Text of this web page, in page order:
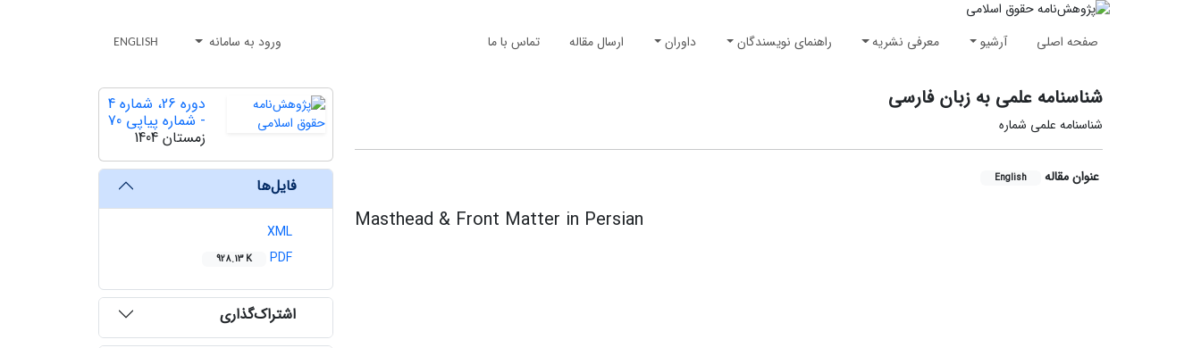
صفحه اصلی آرشیو معرفی نشریه راهنمای نویسندگان داوران ارسال مقاله تماس با ما ورود به سامانه ENGLISH
شناسنامه علمی به زبان فارسی
شناسنامه علمی شماره
عنوان مقاله English
Masthead & Front Matter in Persian
دوره 26، شماره 4
- شماره پیاپی 70
زمستان 1404
‌ فایل‌ها
XML
PDF
928.13 K
‌ اشتراک‌گذاری